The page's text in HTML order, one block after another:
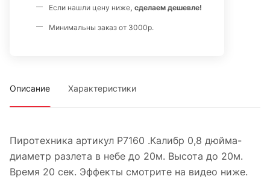
Если нашли цену ниже, сделаем дешевле!
Минимальны заказ от 3000р.
Описание Характеристики
Пиротехника артикул Р7160 .Калибр 0,8 дюйма-
диаметр разлета в небе до 20м. Высота до 20м.
Время 20 сек. Эффекты смотрите на видео ниже.